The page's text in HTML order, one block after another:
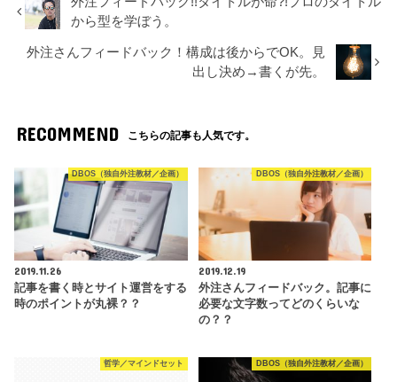
から型を学ぼう。
外注さんフィードバック！構成は後からでOK。見
出し決め→書くが先。
RECOMMEND こちらの記事も人気です。
DBOS（独自外注教材／企画）
2019.11.26
記事を書く時とサイト運営をする
時のポイントが丸裸？？
DBOS（独自外注教材／企画）
2019.12.19
外注さんフィードバック。記事に
必要な文字数ってどのくらいな
の？？
哲学／マインドセット DBOS（独自外注教材／企画）